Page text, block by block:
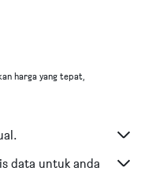
harga yang tepat,
data untuk anda